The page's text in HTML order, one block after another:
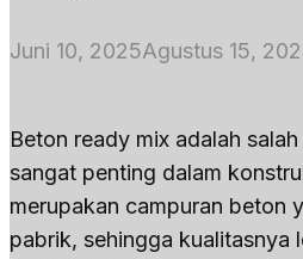
Juni 10, 2025Agustus 15,
Beton ready mix adalah
sangat penting dalam
merupakan campuran beton
pabrik, sehingga kualitasnya